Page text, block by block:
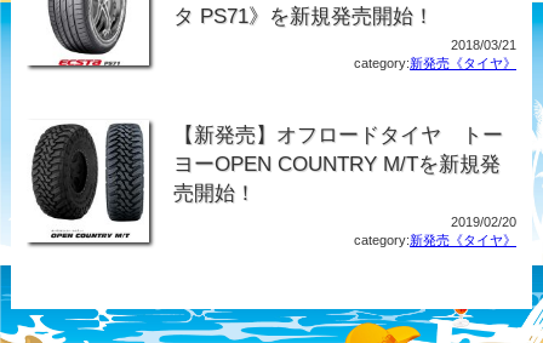
タ PS71》を新規発売開始！
2018/03/21
category:新発売《タイヤ》
【新発売】オフロードタイヤ トー
ヨーOPEN COUNTRY M/Tを新規発
売開始！
2019/02/20
category:新発売《タイヤ》